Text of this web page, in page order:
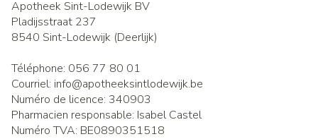
Apotheek Sint-Lodewijk BV
Pladijsstraat 237
8540 Sint-Lodewijk (Deerlijk)
Téléphone: 056 77 80 01
Courriel: info@apotheeksintlodewijk.be
Numéro de licence: 340903
Pharmacien responsable: Isabel Castel
Numéro TVA: BE0890351518